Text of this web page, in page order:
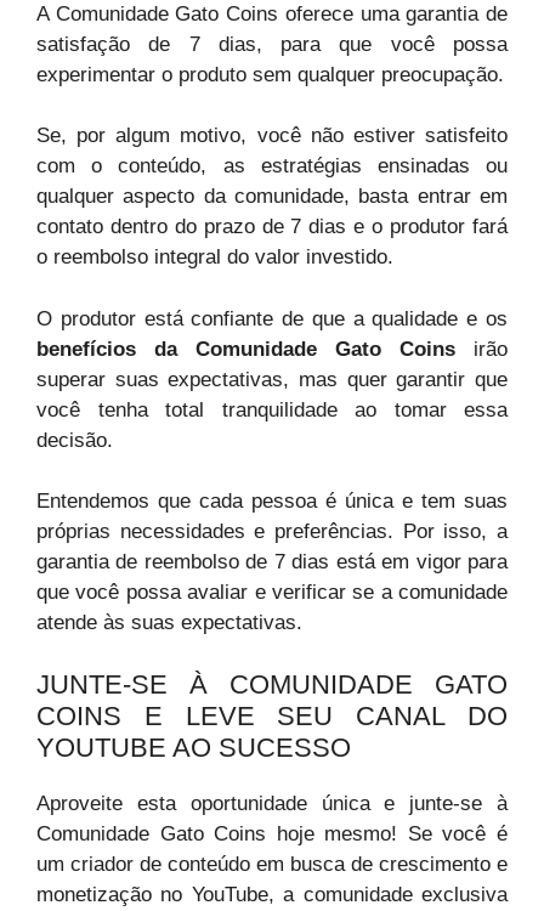
A Comunidade Gato Coins oferece uma garantia de
satisfação de 7 dias, para que você possa
experimentar o produto sem qualquer preocupação.
Se, por algum motivo, você não estiver satisfeito
com o conteúdo, as estratégias ensinadas ou
qualquer aspecto da comunidade, basta entrar em
contato dentro do prazo de 7 dias e o produtor fará
o reembolso integral do valor investido.
O produtor está confiante de que a qualidade e os
benefícios da Comunidade Gato Coins irão
superar suas expectativas, mas quer garantir que
você tenha total tranquilidade ao tomar essa
decisão.
Entendemos que cada pessoa é única e tem suas
próprias necessidades e preferências. Por isso, a
garantia de reembolso de 7 dias está em vigor para
que você possa avaliar e verificar se a comunidade
atende às suas expectativas.
JUNTE-SE À COMUNIDADE GATO
COINS E LEVE SEU CANAL DO
YOUTUBE AO SUCESSO
Aproveite esta oportunidade única e junte-se à
Comunidade Gato Coins hoje mesmo! Se você é
um criador de conteúdo em busca de crescimento e
monetização no YouTube, a comunidade exclusiva